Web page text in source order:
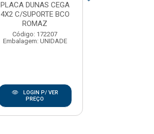
PLACA DUNAS CEGA
4X2 C/SUPORTE BCO
ROMAZ
Código: 172207
Embalagem: UNIDADE
LOGIN P/ VER
PREÇO